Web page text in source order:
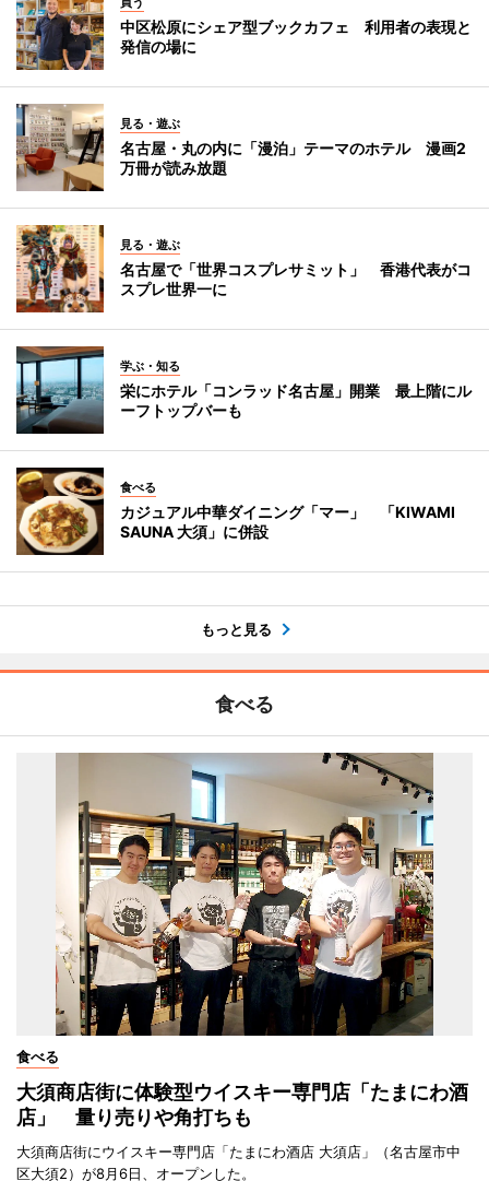
中区松原にシェア型ブックカフェ 利用者の表現と
発信の場に
見る・遊ぶ
名古屋・丸の内に「漫泊」テーマのホテル 漫画2
万冊が読み放題
見る・遊ぶ
名古屋で「世界コスプレサミット」 香港代表がコ
スプレ世界一に
学ぶ・知る
栄にホテル「コンラッド名古屋」開業 最上階にル
ーフトップバーも
食べる
カジュアル中華ダイニング「マー」 「KIWAMI
SAUNA 大須」に併設
もっと見る
食べる
食べる
大須商店街に体験型ウイスキー専門店「たまにわ酒
店」 量り売りや角打ちも
大須商店街にウイスキー専門店「たまにわ酒店 大須店」（名古屋市中
区大須2）が8月6日、オープンした。